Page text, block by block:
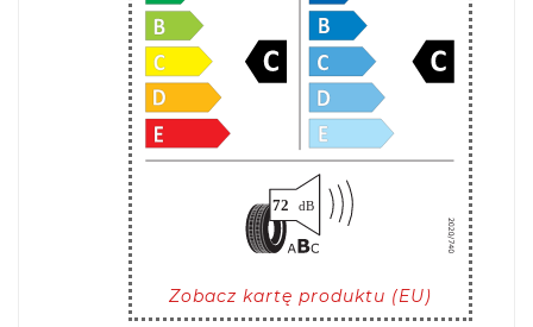
Zobacz kartę produktu (EU)